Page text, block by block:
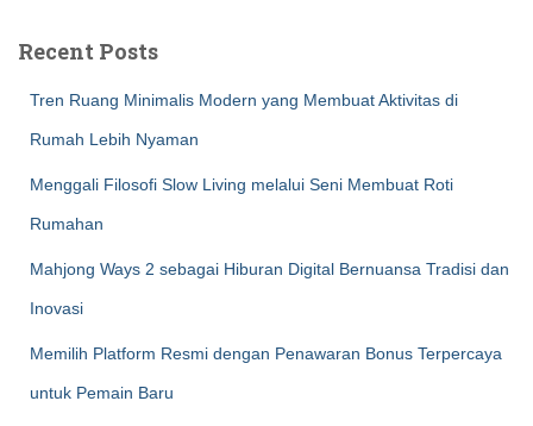
Recent Posts
Tren Ruang Minimalis Modern yang Membuat Aktivitas di
Rumah Lebih Nyaman
Menggali Filosofi Slow Living melalui Seni Membuat Roti
Rumahan
Mahjong Ways 2 sebagai Hiburan Digital Bernuansa Tradisi dan
Inovasi
Memilih Platform Resmi dengan Penawaran Bonus Terpercaya
untuk Pemain Baru